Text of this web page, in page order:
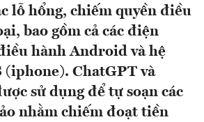
lỗ hổng, chiếm quyền điều
bao gồm cả các điện
hành Android và hệ
(iphone). ChatGPT và
sử dụng để tự soạn các
nhằm chiếm đoạt tiền